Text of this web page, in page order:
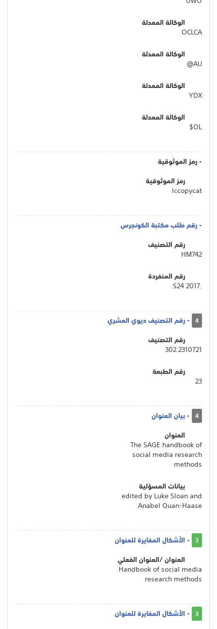
الوكالة المعدلة
OCLCA
الوكالة المعدلة
AU@
الوكالة المعدلة
YDX
الوكالة المعدلة
OL$
- رمز الموثوقية
رمز الموثوقية
lccopycat
- رقم طلب مكتبة الكونجرس
رقم التصنيف
HM742
رقم المنفردة
.S24 2017
4 - رقم التصنيف ديوي العشري
رقم التصنيف
302.2310721
رقم الطبعة
23
4 - بيان العنوان
العنوان
The SAGE handbook of
social media research
methods
بيانات المسؤلية
edited by Luke Sloan and
Anabel Quan-Haase
3 - الأشكال المغايرة للعنوان
العنوان /العنوان الفعلي
Handbook of social media
research methods
3 - الأشكال المغايرة للعنوان